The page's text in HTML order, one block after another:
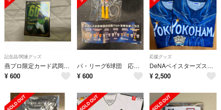
記念品/関連グッズ
燕プロ限定カード武岡レア
¥ 600
パ・リーグ6球団 応援バットキーホルダー
¥ 600
応援グッズ
DeNAベイスターズスターナイト2026
¥ 2,500